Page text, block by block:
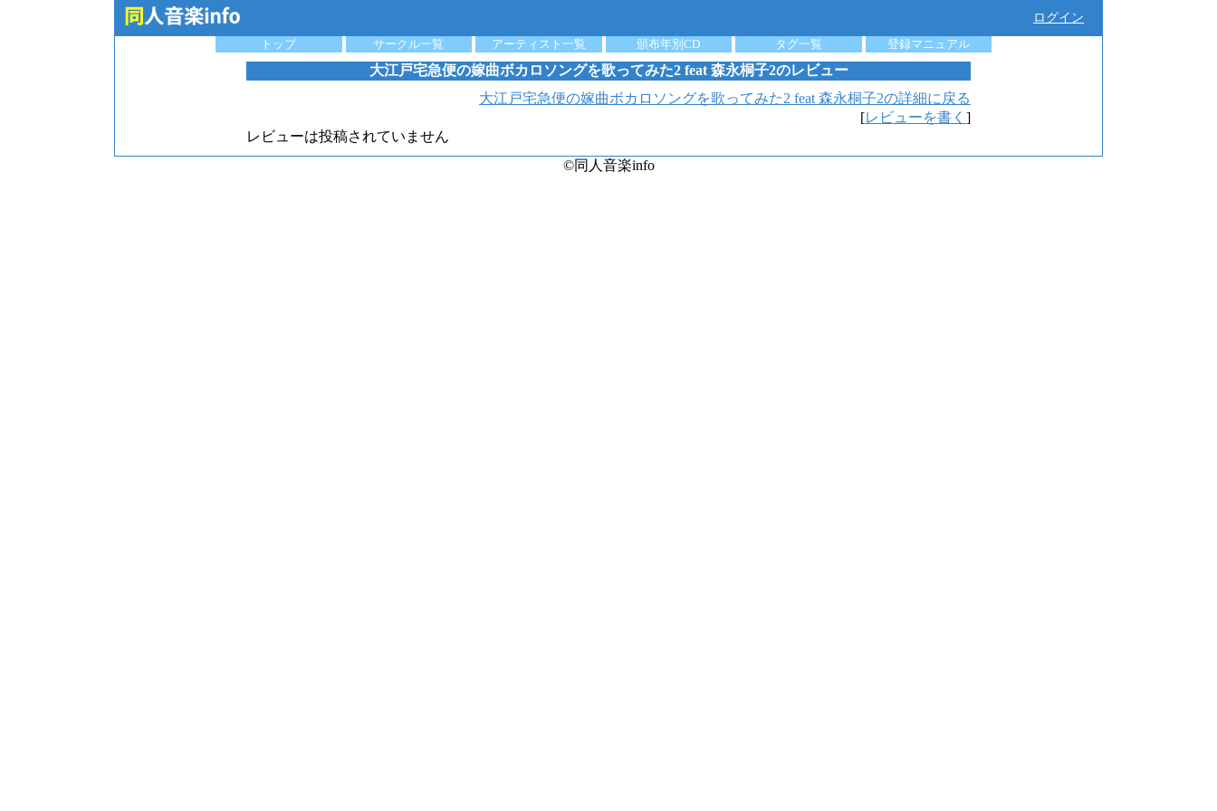
ログイン
トップ
サークル一覧 アーティスト一覧 頒布年別CD タグ一覧 登録マニュアル
大江戸宅急便の嫁曲ボカロソングを歌ってみた2 feat 森永桐子2のレビュー
大江戸宅急便の嫁曲ボカロソングを歌ってみた2 feat 森永桐子2の詳細に戻る
[レビューを書く ]
レビューは投稿されていません
©同人音楽info